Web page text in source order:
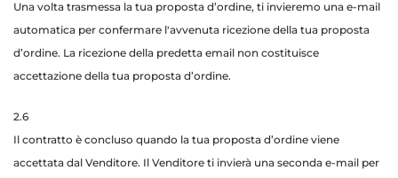
Una volta trasmessa la tua proposta d’ordine, ti invieremo una e-mail
automatica per confermare l'avvenuta ricezione della tua proposta
d’ordine. La ricezione della predetta email non costituisce
accettazione della tua proposta d’ordine.
2.6
Il contratto è concluso quando la tua proposta d’ordine viene
accettata dal Venditore. Il Venditore ti invierà una seconda e-mail per